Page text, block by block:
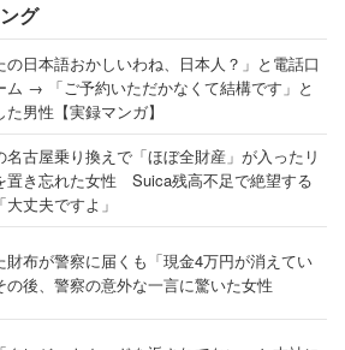
グ
の日本語おかしいわね、日本人？」と電話口
ム → 「ご予約いただかなくて結構です」と
た男性【実録マンガ】
名古屋乗り換えで「ほぼ全財産」が入ったリ
置き忘れた女性 Suica残高不足で絶望する
大丈夫ですよ」
財布が警察に届くも「現金4万円が消えてい
後、警察の意外な一言に驚いた女性